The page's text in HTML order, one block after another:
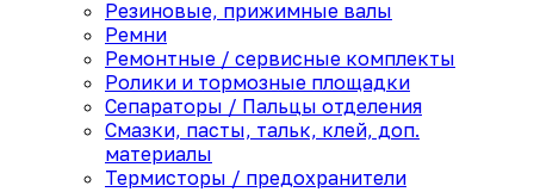
Резиновые, прижимные валы
Ремни
Ремонтные / сервисные комплекты
Ролики и тормозные площадки
Сепараторы / Пальцы отделения
Смазки, пасты, тальк, клей, доп.
материалы
Термисторы / предохранители